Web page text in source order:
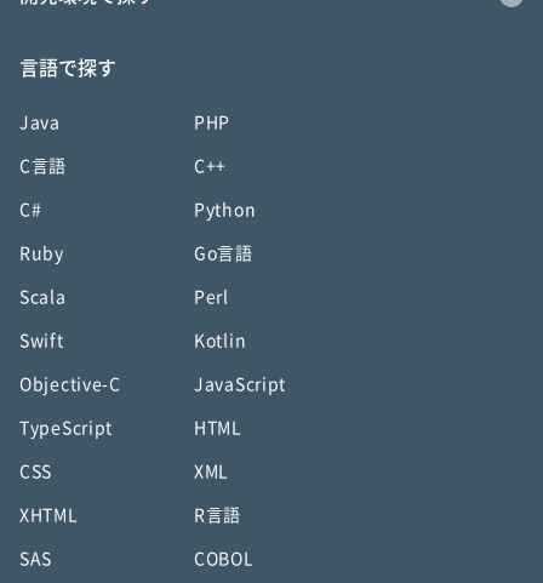
言語で探す
Java PHP
C言語 C++
C# Python
Ruby Go言語
Scala Perl
Swift Kotlin
Objective-C JavaScript
TypeScript HTML
CSS XML
XHTML R言語
SAS COBOL